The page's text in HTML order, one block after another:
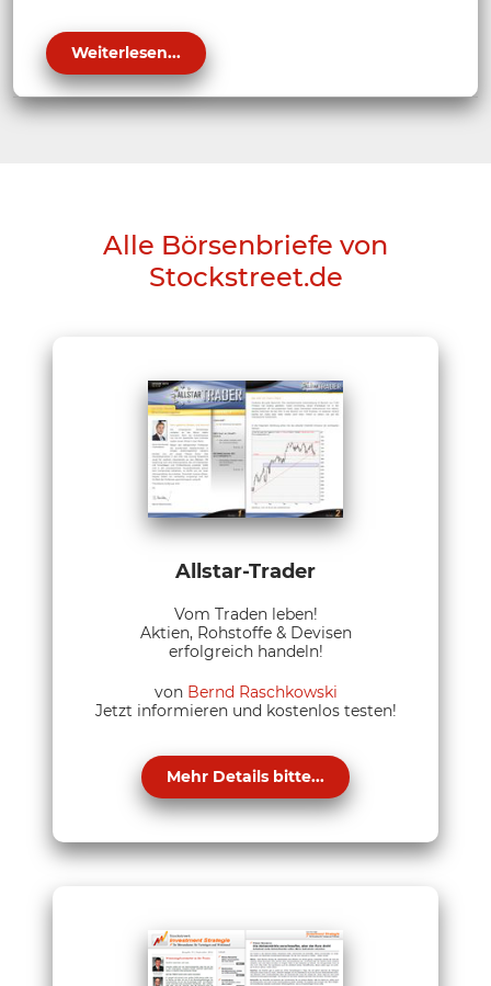
Weiterlesen...
Alle Börsenbriefe von
Stockstreet.de
Allstar-Trader
Vom Traden leben!
Aktien, Rohstoffe & Devisen
erfolgreich handeln!
von Bernd Raschkowski
Jetzt informieren und kostenlos testen!
Mehr Details bitte...